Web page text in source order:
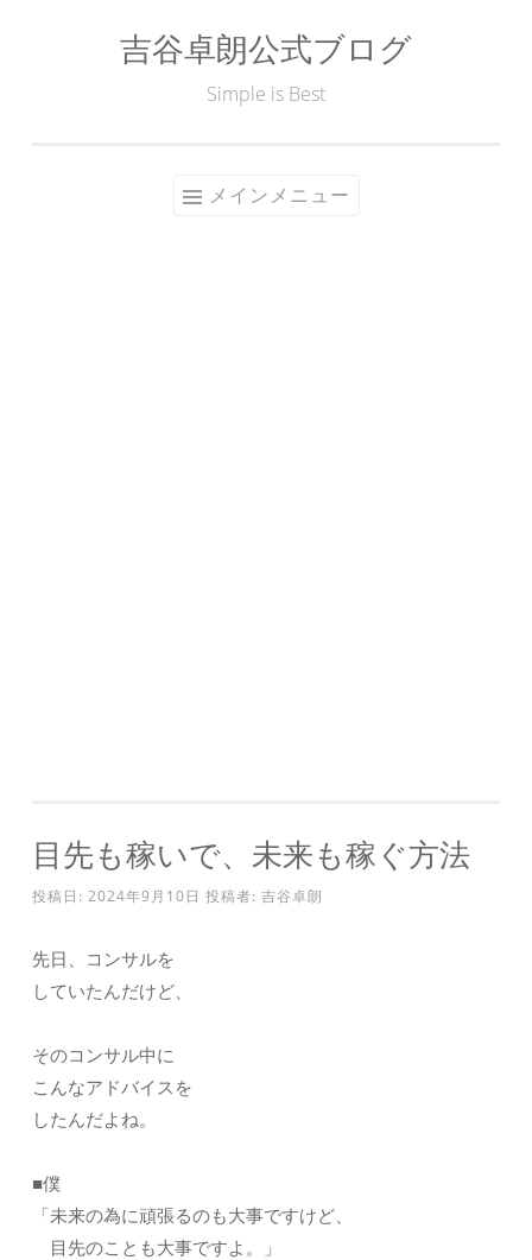
吉谷卓朗公式ブログ
Simple is Best
メインメニュー
目先も稼いで、未来も稼ぐ方法
投稿日: 2024年9月10日 投稿者: 吉谷卓朗
先日、コンサルを
していたんだけど、
そのコンサル中に
こんなアドバイスを
したんだよね。
■僕
「未来の為に頑張るのも大事ですけど、
目先のことも大事ですよ。」